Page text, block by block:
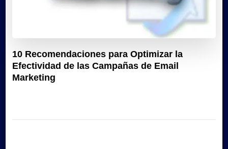
10 Recomendaciones para Optimizar la
Efectividad de las Campañas de Email
Marketing